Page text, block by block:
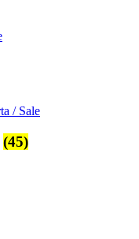
(45)